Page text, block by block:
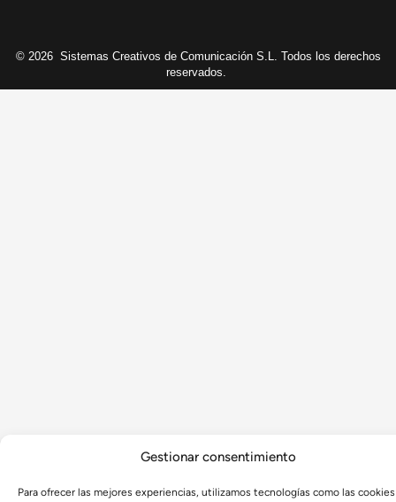
Gestionar consentimiento
Para ofrecer las mejores experiencias, utilizamos tecnologías como las cookies
© 2026 Sistemas Creativos de Comunicación S.L. Todos los derechos
reservados.